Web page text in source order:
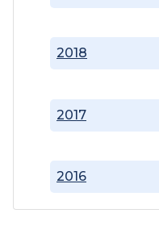
2016
2017
2018